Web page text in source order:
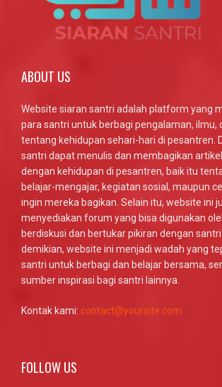
ABOUT US
Website siaran santri adalah platform yang
para santri untuk berbagi pengalaman, ilmu,
tentang kehidupan sehari-hari di pesantren.
santri dapat menulis dan membagikan
dengan kehidupan di pesantren, baik itu
belajar-mengajar, kegiatan sosial, maupun
ingin mereka bagikan. Selain itu, website ini
menyediakan forum yang bisa digunakan
berdiskusi dan bertukar pikiran dengan
demikian, website ini menjadi wadah yang
santri untuk berbagi dan belajar bersama,
sumber inspirasi bagi santri lainnya.
Kontak kami: contact@yoursite.com
FOLLOW US